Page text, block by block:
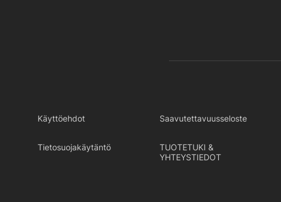
Käyttöehdot Saavutettavuusseloste
Tietosuojakäytäntö
TUOTETUKI &
YHTEYSTIEDOT